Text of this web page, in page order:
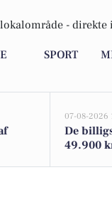
lokalområde - direkte
SPORT
07-08-2026
De
49.900